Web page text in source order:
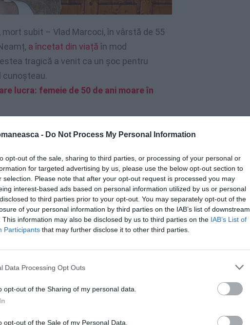
- Do Not Process My Personal Information
opt-out of the sale, sharing to third parties, or processing of your personal or
for targeted advertising by us, please use the below opt-out section to
selection. Please note that after your opt-out request is processed you may
interest-based ads based on personal information utilized by us or personal
to third parties prior to your opt-out. You may separately opt-out of the
of your personal information by third parties on the IAB’s list of downstream
This information may also be disclosed by us to third parties on the IAB’s List of
Participants that may further disclose it to other third parties.
Data Processing Opt Outs
opt-out of the Sharing of my personal data.
opt-out of the Sale of my Personal Data.
subit – Vlad Marcoci, în vârstă de 55
a încetat din viață în mod
tragică a venit ca un șoc pentru
cunoșteau.
lucra: femeie de 50 de ani moare în
de Neamț, mort subit
că administra cu succes o pensiune de
pensiune pitorească era situată pe
în apropiere de Bicaz, și atrăgea